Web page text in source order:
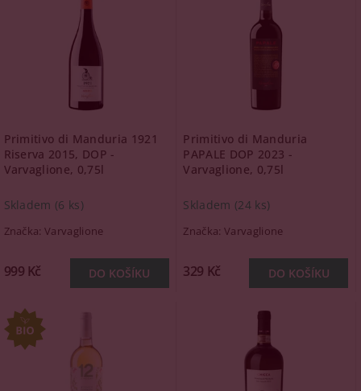
Primitivo di Manduria 1921
Riserva 2015, DOP -
Varvaglione, 0,75l
Skladem (6 ks)
Značka:Varvaglione
999 Kč
Primitivo di Manduria
PAPALE DOP 2023 -
Varvaglione, 0,75l
Skladem (24 ks)
Značka: Varvaglione
329 Kč